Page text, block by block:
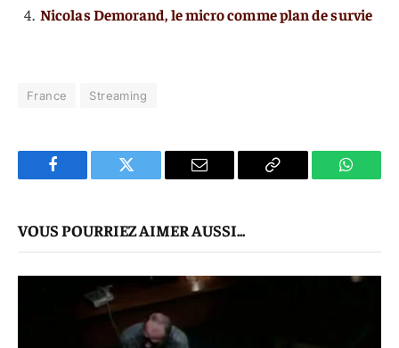
Nicolas Demorand, le micro comme plan de survie
France Streaming
Facebook Twitter
E-
Copier
VOUS POURRIEZ AIMER AUSSI...